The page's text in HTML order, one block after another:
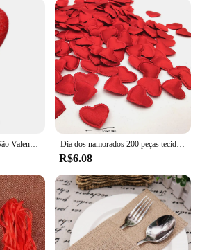
Colorful and vibrant DIY
Ideal for festive and holiday
Scenario: Suitable for various
Weight or Quantity:
set with multiple pieces
Creative Side**
is the ultimate DIY decorations
love to add a personal touch to
holiday celebrations. This set is not
of items; it's a gateway to
creativity and crafting unique
Mini Topo de Árvore de São Valentim Topo de Árvore de Coração Vermelho Simples Decoração de Dia dos Namorados Ornamento de Topo de Árvore Personalizado para Decoração de Feriado Dia dos namorados 200 peças tecido acolchoado romântico jogando pétalas corações de amor para mesa e tapete decoração de festa de casamento
R$6.08